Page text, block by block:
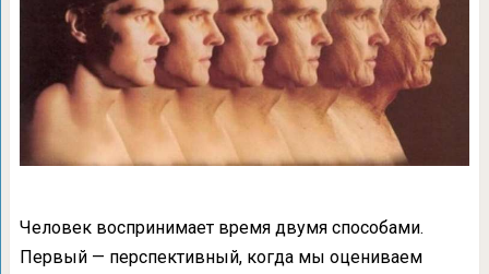
Человек воспринимает время двумя способами.
Первый — перспективный, когда мы оцениваем